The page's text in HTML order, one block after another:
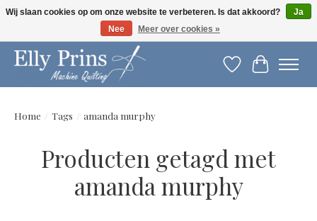
Let op: gewijzigde openingstijden!
Verlanglijst
Home / Tags / amanda murphy
Producten getagd met
amanda murphy
Wij slaan cookies op om onze website te verbeteren. Is dat akkoord?
Ja
Nee
Meer over cookies »